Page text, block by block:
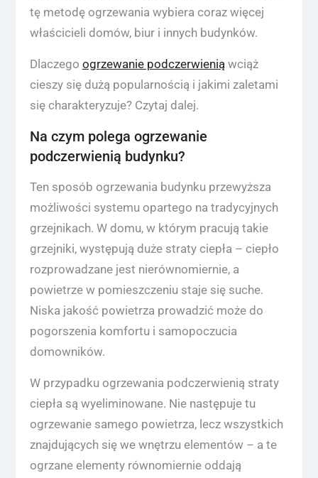
tę metodę ogrzewania wybiera coraz więcej
właścicieli domów, biur i innych budynków.
Dlaczego ogrzewanie podczerwieniąwciąż
cieszy się dużą popularnością i jakimi zaletami
się charakteryzuje? Czytaj dalej.
Na czym polega ogrzewanie
podczerwienią budynku?
Ten sposób ogrzewania budynku przewyższa
możliwości systemu opartego na tradycyjnych
grzejnikach. W domu, w którym pracują takie
grzejniki, występują duże straty ciepła – ciepło
rozprowadzane jest nierównomiernie, a
powietrze w pomieszczeniu staje się suche.
Niska jakość powietrza prowadzić może do
pogorszenia komfortu i samopoczucia
domowników.
W przypadku ogrzewania podczerwienią straty
ciepła są wyeliminowane. Nie następuje tu
ogrzewanie samego powietrza, lecz wszystkich
znajdujących się we wnętrzu elementów – a te
ogrzane elementy równomiernie oddają